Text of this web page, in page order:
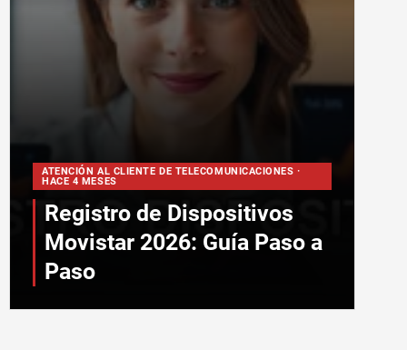
ATENCIÓN AL CLIENTE DE TELECOMUNICACIONES ·
HACE 4 MESES
Registro de Dispositivos
Movistar 2026: Guía Paso a
Paso